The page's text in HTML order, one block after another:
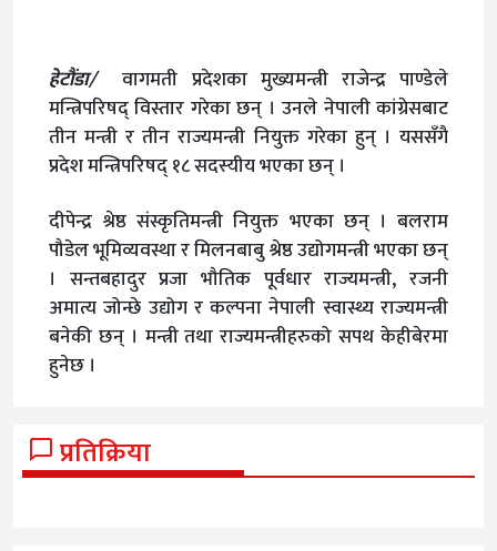
हेटौंडा/
वागमती प्रदेशका मुख्यमन्त्री राजेन्द्र पाण्डेले
मन्त्रिपरिषद् विस्तार गरेका छन् । उनले नेपाली कांग्रेसबाट
तीन मन्त्री र तीन राज्यमन्त्री नियुक्त गरेका हुन् । यससँगै
प्रदेश मन्त्रिपरिषद् १८ सदस्यीय भएका छन् ।
दीपेन्द्र श्रेष्ठ संस्कृतिमन्त्री नियुक्त भएका छन् । बलराम
पौडेल भूमिव्यवस्था र मिलनबाबु श्रेष्ठ उद्योगमन्त्री भएका छन्
। सन्तबहादुर प्रजा भौतिक पूर्वधार राज्यमन्त्री, रजनी
अमात्य जोन्छे उद्योग र कल्पना नेपाली स्वास्थ्य राज्यमन्त्री
बनेकी छन् । मन्त्री तथा राज्यमन्त्रीहरुको सपथ केहीबेरमा
हुनेछ ।
प्रतिक्रिया